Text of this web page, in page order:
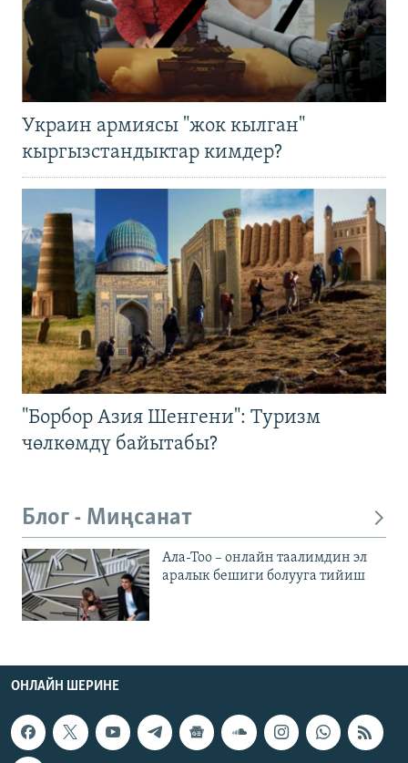
Украин армиясы "жок кылган"
кыргызстандыктар кимдер?
"Борбор Азия Шенгени": Туризм
чөлкөмдү байытабы?
Блог - Миңсанат
Ала-Тоо – онлайн таалимдин эл
аралык бешиги болууга тийиш
ОНЛАЙН ШЕРИНЕ